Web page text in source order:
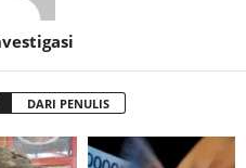
DARI PENULIS